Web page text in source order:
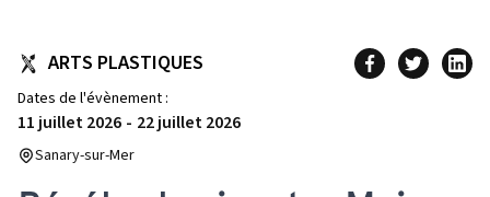
ARTS PLASTIQUES
Dates de l'évènement :
11 juillet 2026 - 22 juillet 2026
Sanary-sur-Mer